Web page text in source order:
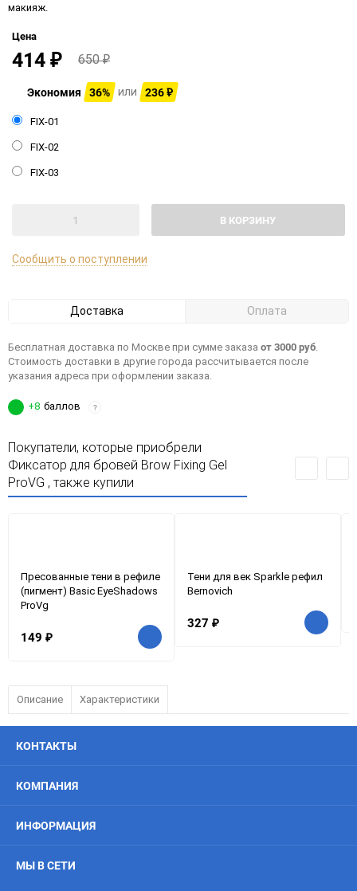
макияж.
Цена
414 ₽ 650₽
Экономия 36% или 236₽
FIX-01
FIX-02
FIX-03
В КОРЗИНУ
Сообщить о поступлении
Доставка Оплата
Бесплатная доставка по Москве при сумме заказа от 3000 руб.
Стоимость доставки в другие города рассчитывается после
указания адреса при оформлении заказа.
+8 баллов ?
Покупатели, которые приобрели
Фиксатор для бровей Brow Fixing Gel
ProVG , также купили
Пресованные тени в рефиле
(пигмент) Basic EyeShadows
ProVg
149 ₽
Тени для век Sparkle рефил
Bernovich
327 ₽
Описание Характеристики
КОНТАКТЫ
КОМПАНИЯ
ИНФОРМАЦИЯ
МЫ В СЕТИ